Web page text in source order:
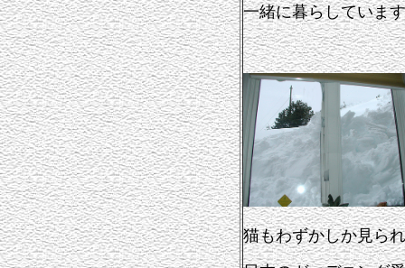
一緒に暮らしていま
猫もわずかしか見ら